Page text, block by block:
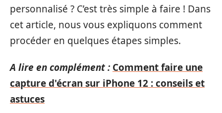
personnalisé ? C’est très simple à faire ! Dans
cet article, nous vous expliquons comment
procéder en quelques étapes simples.
A lire en complément : Comment faire une
capture d'écran sur iPhone 12 : conseils et
astuces